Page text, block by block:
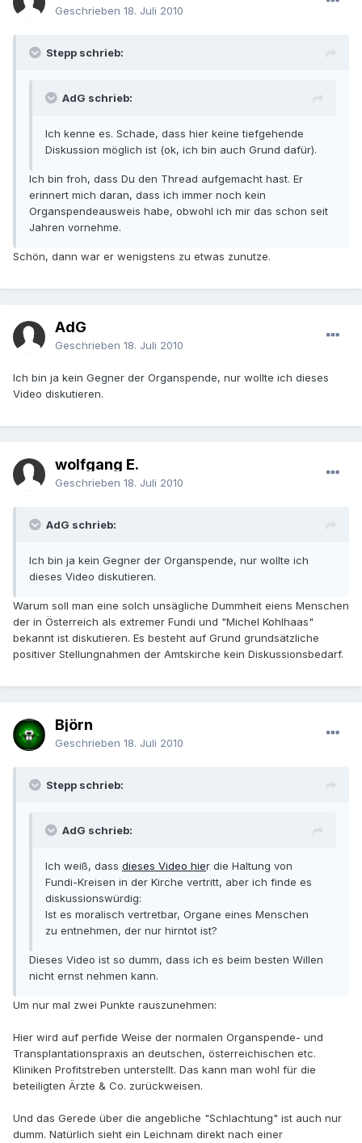
Geschrieben 18. Juli 2010
Stepp schrieb:
AdG schrieb:
Ich kenne es. Schade, dass hier keine tiefgehende
Diskussion möglich ist (ok, ich bin auch Grund dafür).
Ich bin froh, dass Du den Thread aufgemacht hast. Er
erinnert mich daran, dass ich immer noch kein
Organspendeausweis habe, obwohl ich mir das schon seit
Jahren vornehme.
Schön, dann war er wenigstens zu etwas zunutze.
AdG
Geschrieben 18. Juli 2010
Ich bin ja kein Gegner der Organspende, nur wollte ich dieses
Video diskutieren.
wolfgang E.
Geschrieben 18. Juli 2010
AdG schrieb:
Ich bin ja kein Gegner der Organspende, nur wollte ich
dieses Video diskutieren.
Warum soll man eine solch unsägliche Dummheit eiens Menschen
der in Österreich als extremer Fundi und "Michel Kohlhaas"
bekannt ist diskutieren. Es besteht auf Grund grundsätzliche
positiver Stellungnahmen der Amtskirche kein Diskussionsbedarf.
Björn
Geschrieben 18. Juli 2010
Stepp schrieb:
AdG schrieb:
Ich weiß, dass dieses Video hier die Haltung von
Fundi-Kreisen in der Kirche vertritt, aber ich finde es
diskussionswürdig:
Ist es moralisch vertretbar, Organe eines Menschen
zu entnehmen, der nur hirntot ist?
Dieses Video ist so dumm, dass ich es beim besten Willen
nicht ernst nehmen kann.
Um nur mal zwei Punkte rauszunehmen:
Hier wird auf perfide Weise der normalen Organspende- und
Transplantationspraxis an deutschen, österreichischen etc.
Kliniken Profitstreben unterstellt. Das kann man wohl für die
beteiligten Ärzte & Co. zurückweisen.
Und das Gerede über die angebliche "Schlachtung" ist auch nur
dumm. Natürlich sieht ein Leichnam direkt nach einer